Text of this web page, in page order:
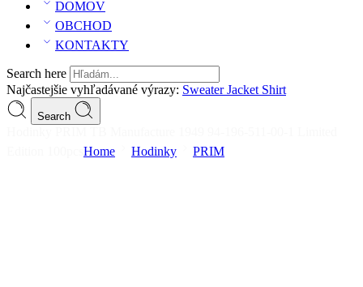
DOMOV
OBCHOD
KONTAKTY
Search here
Najčastejšie vyhľadávané výrazy: SweaterJacket Shirt
Search
Home Hodinky PRIM